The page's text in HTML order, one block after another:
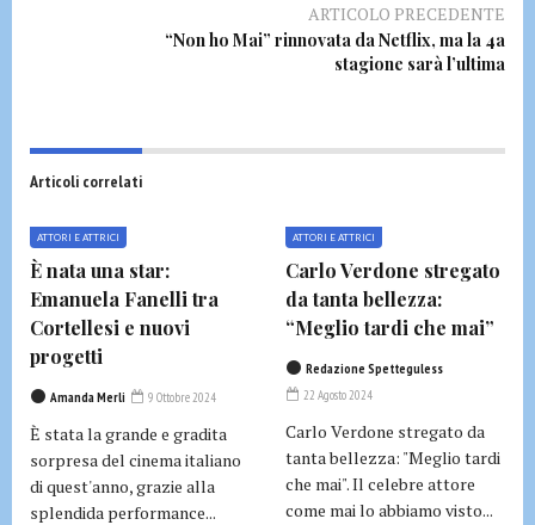
ARTICOLO PRECEDENTE
“Non ho Mai” rinnovata da Netflix, ma la 4a
stagione sarà l’ultima
Articoli correlati
ATTORI E ATTRICI
È nata una star:
Emanuela Fanelli tra
Cortellesi e nuovi
progetti
Amanda Merli 9 Ottobre 2024
È stata la grande e gradita
sorpresa del cinema italiano
di quest'anno, grazie alla
splendida performance...
ATTORI E ATTRICI
Carlo Verdone stregato
da tanta bellezza:
“Meglio tardi che mai”
Redazione Spetteguless
22 Agosto 2024
Carlo Verdone stregato da
tanta bellezza: "Meglio tardi
che mai". Il celebre attore
come mai lo abbiamo visto...